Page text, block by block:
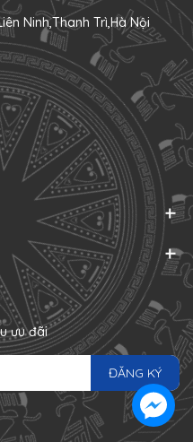
Ninh,Thanh Trì,Hà Nội
ưu đãi
ĐĂNG KÝ